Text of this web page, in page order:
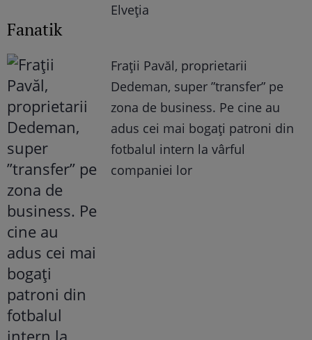
Elveția
Fanatik
Frații Pavăl, proprietarii
Dedeman, super ”transfer” pe
zona de business. Pe cine au
adus cei mai bogați patroni din
fotbalul intern la vârful
companiei lor